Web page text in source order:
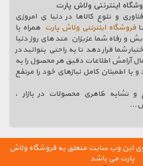
اینترنتی ولاش پارت
و تنوع کالاها در دنیا ی امروزی
فروشگاه اینترنتی ولاش پارت همراه با
و رفاه شما عزیزان متد های روز دنیا
شما قرار دهد تا به راحتی بتوانید در
آرامش اطلاعات دقیق هر محصول را به
و با اطمینان کامل نیازهای خود را مرتفع
و تشابه ظاهری محصولات در بازار ،
...
این وب سایت متعلق به فروشگاه ولاش
پارت می باشد